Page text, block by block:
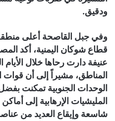
ودقيق.
وفي جبل القاصحة أعلى
قطاع شوكان اليمنية، أكد
عنيفة دارت رحاها خلال
المناطق، مشيراً إلى أن قوات
الوحدات الجنوبية تمكنت
المليشيات الإرهابية إلى
شاسعة وإيقاع العديد من